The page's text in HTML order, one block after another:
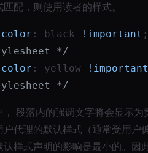
配，则使用读者的样式。
color : black !important
*/
color : yellow !important
*/
段落内的强调文字将会显示为
户代理的默认样式（通常受用户
认样式声明的影响是最小的。因